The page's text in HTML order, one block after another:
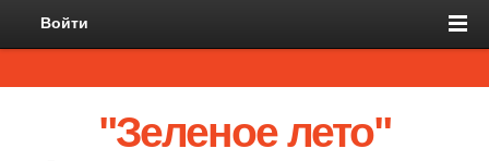
Войти
"Зеленое лето"